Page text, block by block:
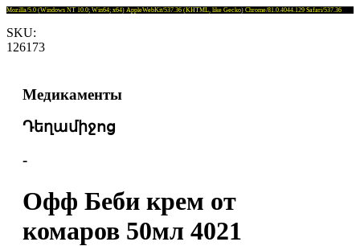
Mozilla/5.0 (Windows NT 10.0; Win64; x64) AppleWebKit/537.36 (KHTML, like Gecko) Chrome/81.0.4044.129 Safari/537.36
SKU:
126173
Медикаменты
Դեղամիջոց
-
Офф Беби крем от
комаров 50мл 4021